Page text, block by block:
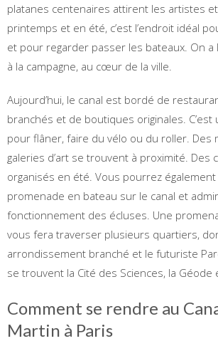
platanes centenaires attirent les artistes
printemps et en été, c’est l’endroit idéal
et pour regarder passer les bateaux. On a
à la campagne, au cœur de la ville.
Aujourd’hui, le canal est bordé de
branchés et de boutiques originales. C’est
pour flâner, faire du vélo ou du roller. Des
galeries d’art se trouvent à proximité. Des
organisés en été. Vous pourrez
promenade en bateau sur le canal et
fonctionnement des écluses. Une
vous fera traverser plusieurs quartiers,
arrondissement branché et le futuriste
se trouvent la Cité des Sciences, la Géode
Comment se rendre au
Martin à Paris